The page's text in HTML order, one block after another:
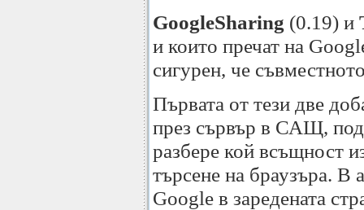
GoogleSharing (0.19) и
и които пречат на
сигурен, че
Първата от тези две
през сървър в САЩ,
разбере кой всъщност
търсене на браузъра. В
Google в заредената